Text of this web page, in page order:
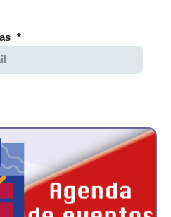
*